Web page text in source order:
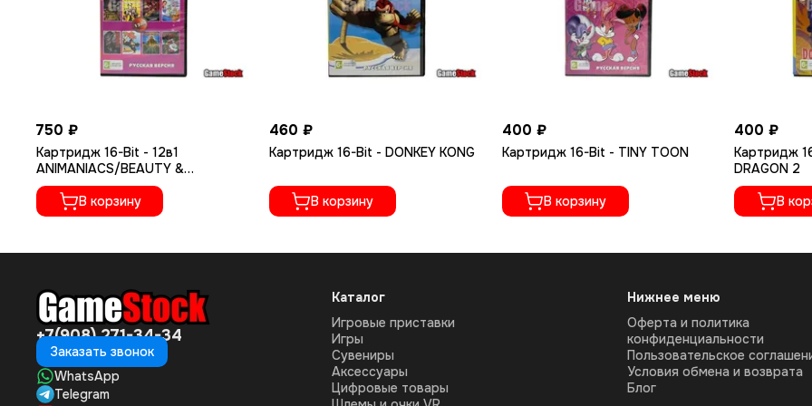
750 ₽
Картридж 16-Bit - 12в1
ANIMANIACS/BEAUTY &
BEAST/CAL .50/DONKEY +
В корзину
460 ₽
Картридж 16-Bit - DONKEY KONG
В корзину
400 ₽
Картридж 16-Bit - TINY TOON
В корзину
400 ₽
Картридж
DRAGON 2
В
+7(908) 271-34-34
Заказать звонок
WhatsApp
Telegram
Каталог
Игровые приставки
Игры
Сувениры
Аксессуары
Цифровые товары
Нижнее меню
Оферта и политика
конфиденциальности
Пользовательское
Условия обмена и возврата
Блог